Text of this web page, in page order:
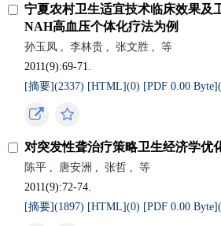
宁夏农村卫生适宜技术临床效果及
NAH高血压个体化疗法为例
孙玉凤 , 李林贵 , 张文胜 ,
等
2011(9):69-71.
[摘要](2337) [HTML](0) [PDF 0.00
对突发性聋治疗策略卫生经济学优
陈平 , 唐安洲 , 张哲 ,
等
2011(9):72-74.
[摘要](1897) [HTML](0) [PDF 0.00